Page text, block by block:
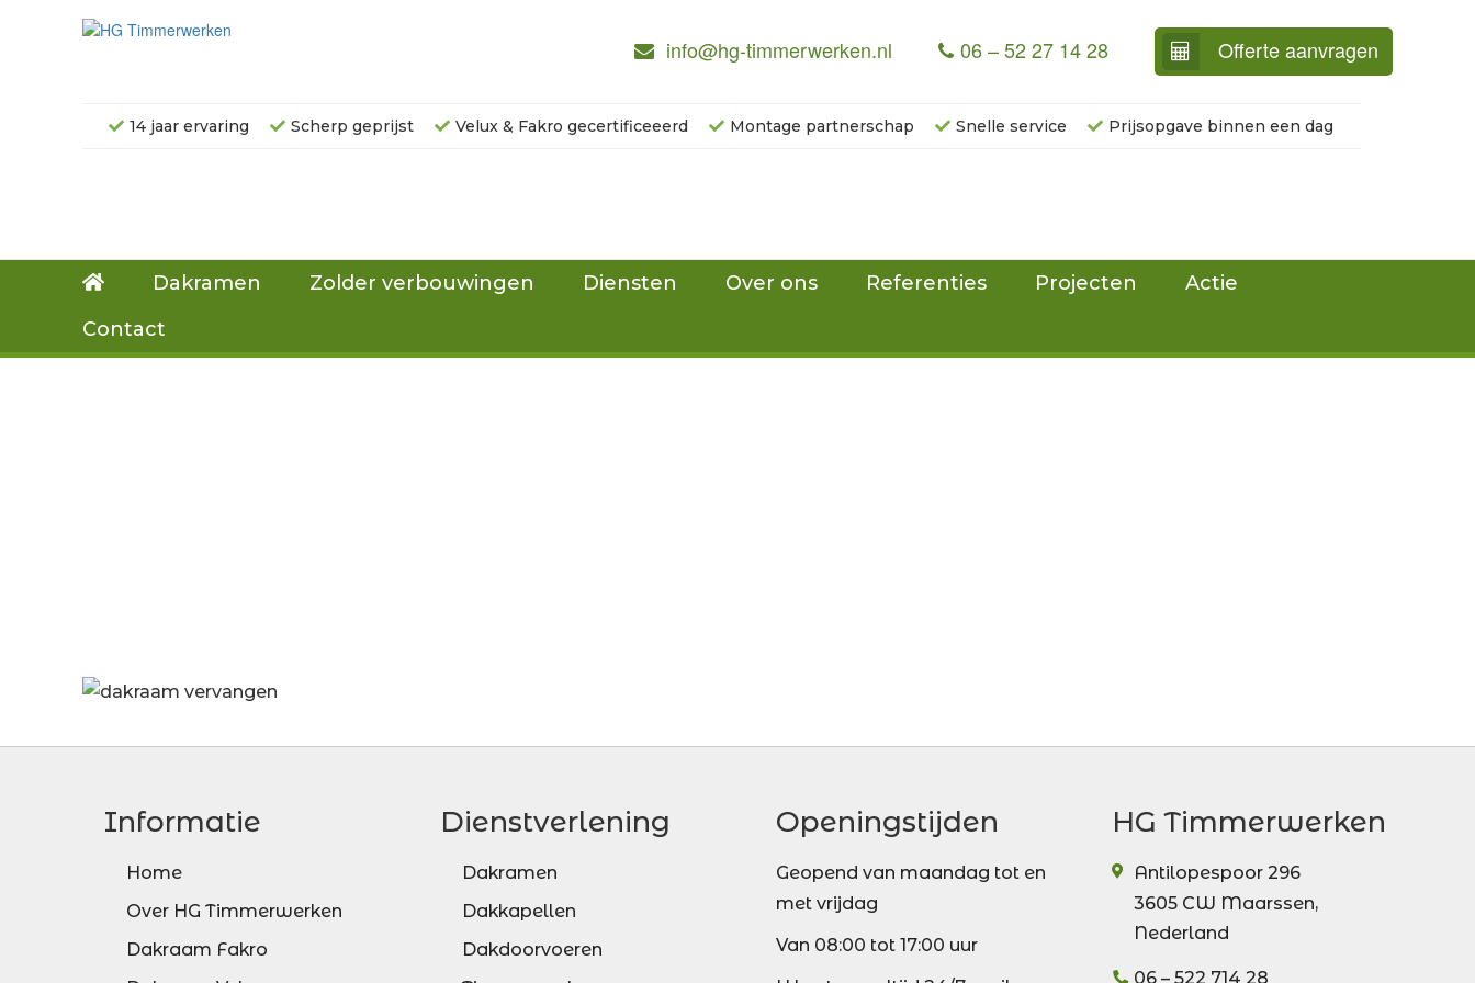
info@hg-timmerwerken.nl 06 – 52 27 14 28 Offerte aanvragen
14 jaar ervaring Scherp geprijst Velux & Fakro gecertificeeerd Montage partnerschap Snelle service Prijsopgave binnen een dag
Dakramen Zolder verbouwingen Diensten Over ons Referenties Projecten
Actie
Contact
Informatie
Home
Over HG Timmerwerken
Dakraam Fakro
Dienstverlening
Dakramen
Dakkapellen
Dakdoorvoeren
Openingstijden
Geopend van maandag tot en
met vrijdag
Van 08:00 tot 17:00 uur
HG Timmerwerken
Antilopespoor 296
3605 CW Maarssen,
Nederland
06 – 522 714 28